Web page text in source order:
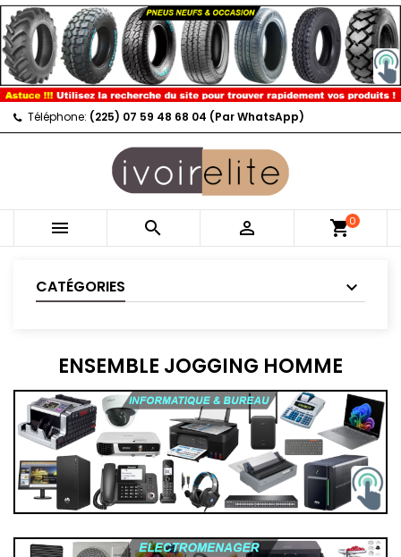
Téléphone: (225) 07 59 48 68 04 (Par WhatsApp)
   shopping_cart0
CATÉGORIES
ENSEMBLE JOGGING HOMME